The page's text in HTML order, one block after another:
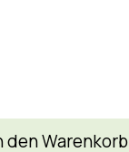
den Warenkorb